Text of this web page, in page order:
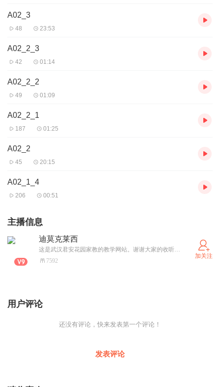
A02_3
48 23:53
A02_2_3
42 01:14
A02_2_2
49 01:09
A02_2_1
187 01:25
A02_2
45 20:15
A02_1_4
206 00:51
主播信息
迪莫克莱西
这是武汉君安花园家教的教学网站。谢谢大家的收听收看。
7592
加关注
用户评论
还没有评论，快来发表第一个评论！
发表评论